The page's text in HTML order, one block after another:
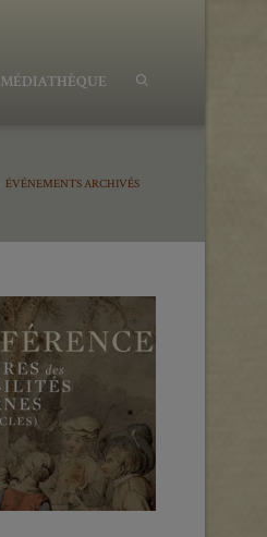
MÉDIATHÈQUE
ÉVÉNEMENTS ARCHIVÉS